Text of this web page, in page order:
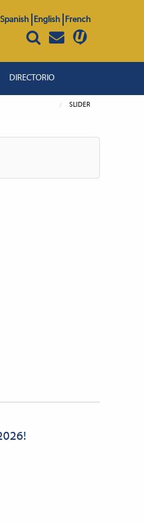
Spanish English French
DIRECTORIO
SLIDER